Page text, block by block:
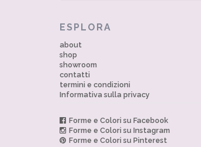
ESPLORA
about
shop
showroom
contatti
termini e condizioni
Informativa sulla privacy
Forme e Colori su Facebook
Forme e Colori su Instagram
Forme e Colori su Pinterest